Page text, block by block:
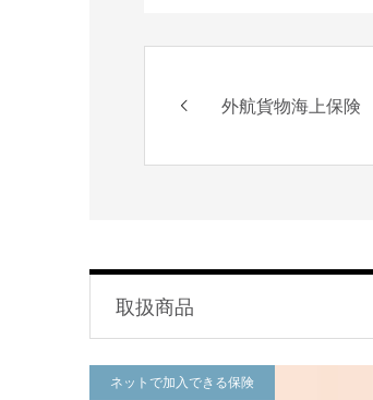
外航貨物海上保険
取扱商品
ネットで加入できる保険